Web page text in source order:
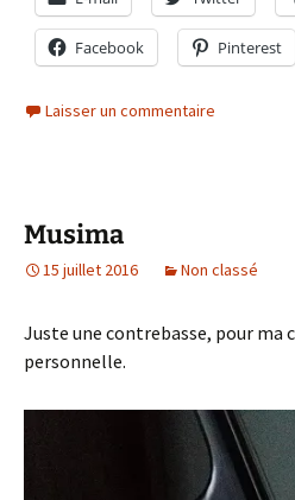
Facebook Pinterest
Laisser un commentaire
Musima
15 juillet 2016 Non classé
Juste une contrebasse, pour ma
personnelle.